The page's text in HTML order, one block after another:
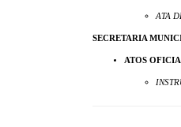
ATA
SECRETARIA
ATOS